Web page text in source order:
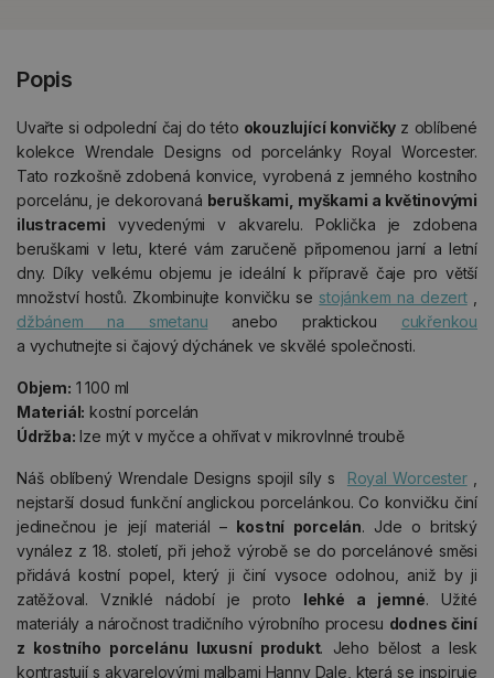
Popis
Uvařte si odpolední čaj do této okouzlující konvičky z oblíbené
kolekce Wrendale Designs od porcelánky Royal Worcester.
Tato rozkošně zdobená konvice, vyrobená z jemného kostního
porcelánu, je dekorovaná beruškami, myškami a květinovými
ilustracemi vyvedenými v akvarelu. Poklička je zdobena
beruškami v letu, které vám zaručeně připomenou jarní a letní
dny. Díky velkému objemu je ideální k přípravě čaje pro větší
množství hostů. Zkombinujte konvičku se stojánkem na dezert,
džbánem na smetanu anebo praktickou cukřenkou
a vychutnejte si čajový dýchánek ve skvělé společnosti.
Objem: 1 100 ml
Materiál: kostní porcelán
Údržba: lze mýt v myčce a ohřívat v mikrovlnné troubě
Náš oblíbený Wrendale Designs spojil síly s Royal Worcester,
nejstarší dosud funkční anglickou porcelánkou. Co konvičku činí
jedinečnou je její materiál – kostní porcelán. Jde o britský
vynález z 18. století, při jehož výrobě se do porcelánové směsi
přidává kostní popel, který ji činí vysoce odolnou, aniž by ji
zatěžoval. Vzniklé nádobí je proto lehké a jemné. Užité
materiály a náročnost tradičního výrobního procesu dodnes činí
z kostního porcelánu luxusní produkt. Jeho bělost a lesk
kontrastují s akvarelovými malbami Hanny Dale, která se inspiruje